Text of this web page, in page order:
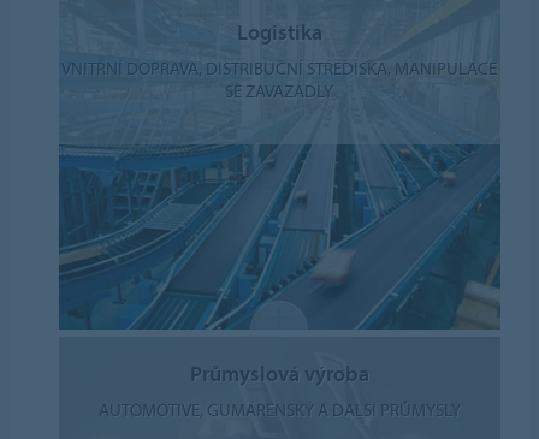
Logistika
VNITŘNÍ DOPRAVA, DISTRIBUČNÍ STŘEDISKA, MANIPULACE
SE ZAVAZADLY
Průmyslová výroba
AUTOMOTIVE, GUMÁRENSKÝ A DALŠÍ PRŮMYSLY